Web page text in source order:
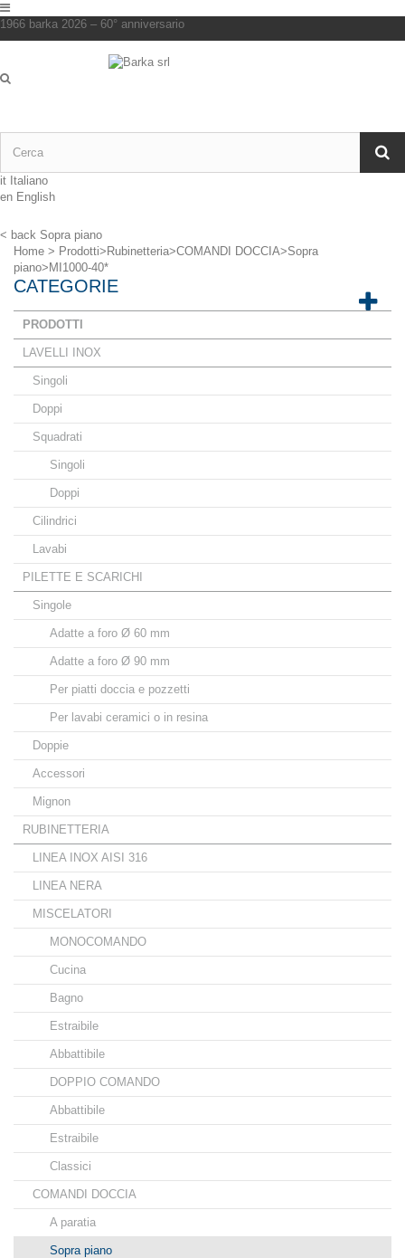
1966 barka 2026 – 60° anniversario
it Italiano
en English
< back Sopra piano
Home > Prodotti> Rubinetteria>COMANDI DOCCIA>Sopra
piano> MI1000-40*
CATEGORIE
PRODOTTI
LAVELLI INOX
Singoli
Doppi
Squadrati
Singoli
Doppi
Cilindrici
Lavabi
PILETTE E SCARICHI
Singole
Adatte a foro Ø 60 mm
Adatte a foro Ø 90 mm
Per piatti doccia e pozzetti
Per lavabi ceramici o in resina
Doppie
Accessori
Mignon
RUBINETTERIA
LINEA INOX AISI 316
LINEA NERA
MISCELATORI
MONOCOMANDO
Cucina
Bagno
Estraibile
Abbattibile
DOPPIO COMANDO
Abbattibile
Estraibile
Classici
COMANDI DOCCIA
A paratia
Sopra piano